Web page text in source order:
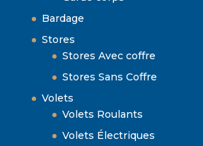
Bardage
Stores
Stores Avec coffre
Stores Sans Coffre
Volets
Volets Roulants
Volets Électriques